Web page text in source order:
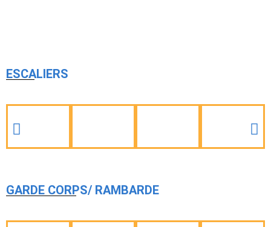
ESCALIERS
GARDE CORPS/ RAMBARDE